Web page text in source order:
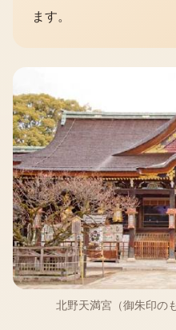
ます。
北野天満宮（御朱印の